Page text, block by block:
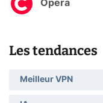
Opera
Les tendances
Meilleur VPN